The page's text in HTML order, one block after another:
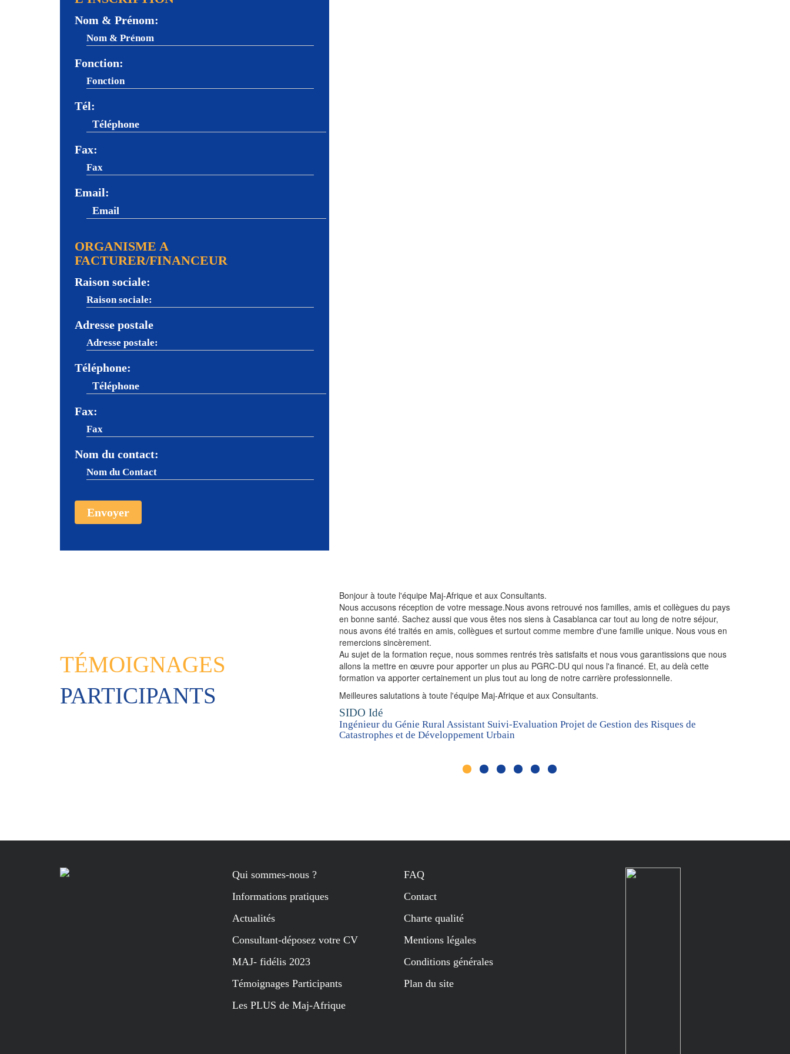
Nom & Prénom:
Fonction:
Tél:
Fax:
Email:
ORGANISME A
FACTURER/FINANCEUR
Raison sociale:
Adresse postale
Téléphone:
Fax:
Nom du contact:
TÉMOIGNAGES
PARTICIPANTS
Bonjour à toute l'équipe Maj-Afrique et aux Consultants.
Nous accusons réception de votre message.Nous avons retrouvé nos familles, amis et collègues du pays
en bonne santé. Sachez aussi que vous êtes nos siens à Casablanca car tout au long de notre séjour,
nous avons été traités en amis, collègues et surtout comme membre d'une famille unique. Nous vous en
remercions sincèrement.
Au sujet de la formation reçue, nous sommes rentrés très satisfaits et nous vous garantissions que nous
allons la mettre en œuvre pour apporter un plus au PGRC-DU qui nous l'a financé. Et, au delà cette
formation va apporter certainement un plus tout au long de notre carrière professionnelle.
Meilleures salutations à toute l'équipe Maj-Afrique et aux Consultants.
SIDO Idé
Ingénieur du Génie Rural Assistant Suivi-Evaluation Projet de Gestion des Risques de
Catastrophes et de Développement Urbain
Qui sommes-nous ?
Informations pratiques
Actualités
Consultant-déposez votre CV
MAJ- fidélis 2023
Témoignages Participants
Les PLUS de Maj-Afrique
FAQ
Contact
Charte qualité
Mentions légales
Conditions générales
Plan du site